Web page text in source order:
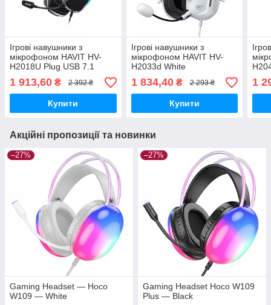
Ігрові навушники з
мікрофоном HAVIT HV-
H2018U Plug USB 7.1
1 913,60 ₴ 2 392 ₴
Купити
Ігрові навушники з
мікрофоном HAVIT HV-
H2033d White
1 834,40₴ 2 293 ₴
Купити
1
Акційні пропозиції та новинки
–27%
Gaming Headset — Hoco
W109 — White
–27%
Gaming Headset Hoco W109
Plus — Black